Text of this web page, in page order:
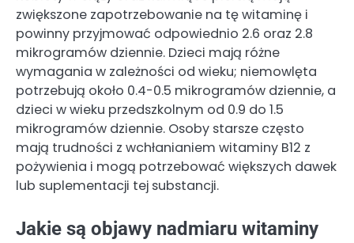
zwiększone zapotrzebowanie na tę witaminę i
powinny przyjmować odpowiednio 2.6 oraz 2.8
mikrogramów dziennie. Dzieci mają różne
wymagania w zależności od wieku; niemowlęta
potrzebują około 0.4-0.5 mikrogramów dziennie, a
dzieci w wieku przedszkolnym od 0.9 do 1.5
mikrogramów dziennie. Osoby starsze często
mają trudności z wchłanianiem witaminy B12 z
pożywienia i mogą potrzebować większych dawek
lub suplementacji tej substancji.
Jakie są objawy nadmiaru witaminy